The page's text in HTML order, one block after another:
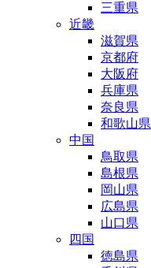
三重県
近畿
滋賀県
京都府
大阪府
兵庫県
奈良県
和歌山県
中国
鳥取県
島根県
岡山県
広島県
山口県
四国
徳島県